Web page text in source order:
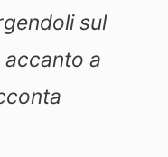
sul
accanto a